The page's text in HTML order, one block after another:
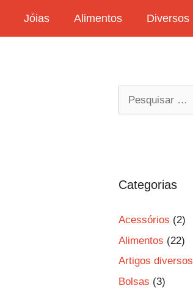
Jóias Alimentos Diversos
Categorias
Acessórios (2)
Alimentos (22)
Artigos diversos
Bolsas (3)